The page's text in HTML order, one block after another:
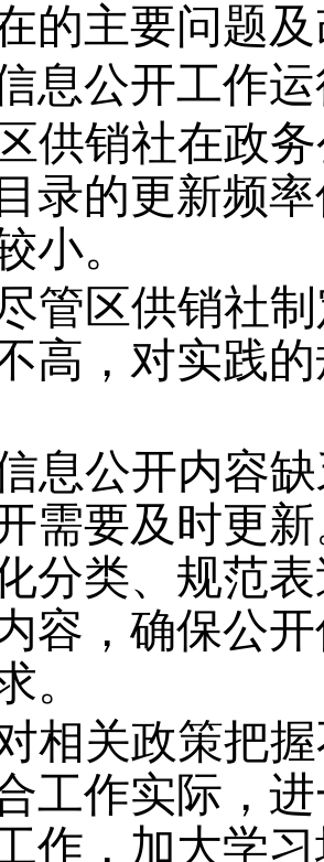
的主要问题
息公开工作
区供销社在政
录的更新频
小。
管区供销社
高，对实践
息公开内容
需要及时更
分类、规范
容，确保公
。
相关政策把
工作实际，
作，加大学